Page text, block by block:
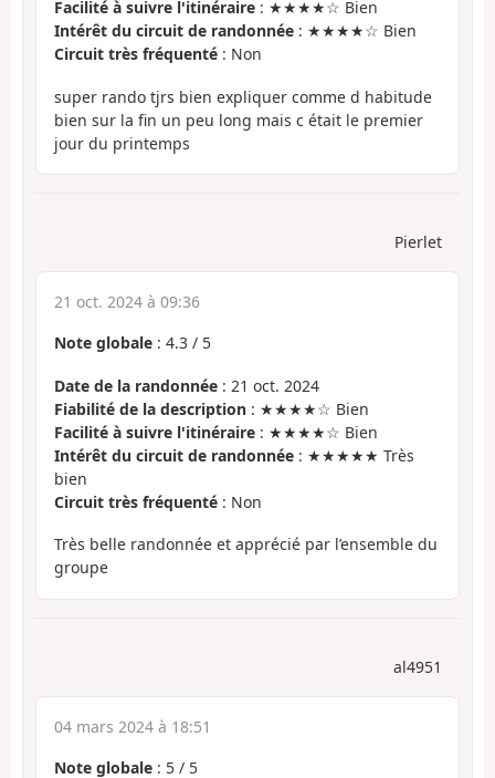
Facilité à suivre l'itinéraire : ★★★★☆ Bien
Intérêt du circuit de randonnée : ★★★★☆ Bien
Circuit très fréquenté : Non
super rando tjrs bien expliquer comme d habitude
bien sur la fin un peu long mais c était le premier
jour du printemps
Pierlet
21 oct. 2024 à 09:36
Note globale : 4.3 / 5
Date de la randonnée : 21 oct. 2024
Fiabilité de la description : ★★★★☆ Bien
Facilité à suivre l'itinéraire : ★★★★☆ Bien
Intérêt du circuit de randonnée : ★★★★★ Très
bien
Circuit très fréquenté : Non
Très belle randonnée et apprécié par l’ensemble du
groupe
al4951
04 mars 2024 à 18:51
Note globale : 5 / 5